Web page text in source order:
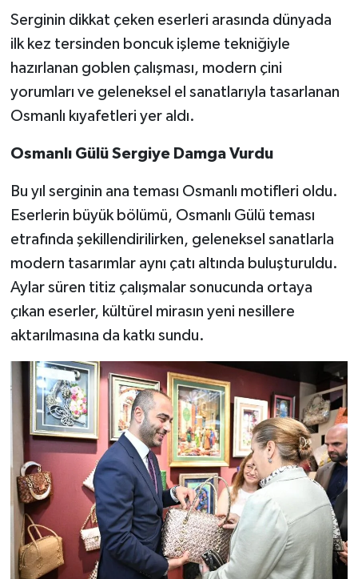
Serginin dikkat çeken eserleri arasında dünyada
ilk kez tersinden boncuk işleme tekniğiyle
hazırlanan goblen çalışması, modern çini
yorumları ve geleneksel el sanatlarıyla tasarlanan
Osmanlı kıyafetleri yer aldı.
Osmanlı Gülü Sergiye Damga Vurdu
Bu yıl serginin ana teması Osmanlı motifleri oldu.
Eserlerin büyük bölümü, Osmanlı Gülü teması
etrafında şekillendirilirken, geleneksel sanatlarla
modern tasarımlar aynı çatı altında buluşturuldu.
Aylar süren titiz çalışmalar sonucunda ortaya
çıkan eserler, kültürel mirasın yeni nesillere
aktarılmasına da katkı sundu.